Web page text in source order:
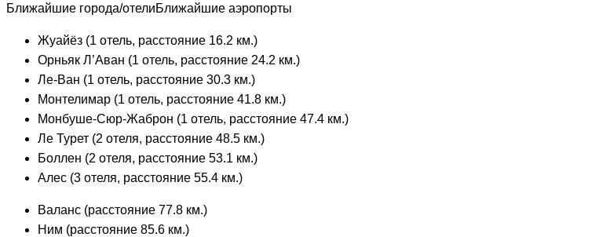
Ближайшие города/отелиБлижайшие аэропорты
Жуайёз (1 отель, расстояние 16.2 км.)
Орньяк Л’Аван (1 отель, расстояние 24.2 км.)
Ле-Ван (1 отель, расстояние 30.3 км.)
Монтелимар (1 отель, расстояние 41.8 км.)
Монбуше-Сюр-Жаброн (1 отель, расстояние 47.4 км.)
Ле Турет (2 отеля, расстояние 48.5 км.)
Боллен (2 отеля, расстояние 53.1 км.)
Алес (3 отеля, расстояние 55.4 км.)
Валанс (расстояние 77.8 км.)
Ним (расстояние 85.6 км.)